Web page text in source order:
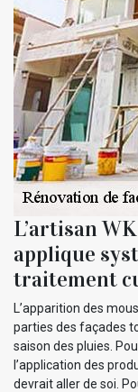
L’artisan
applique
traitement
L’apparition des
parties des façades
saison des pluies.
l’application des
devrait aller de soi.